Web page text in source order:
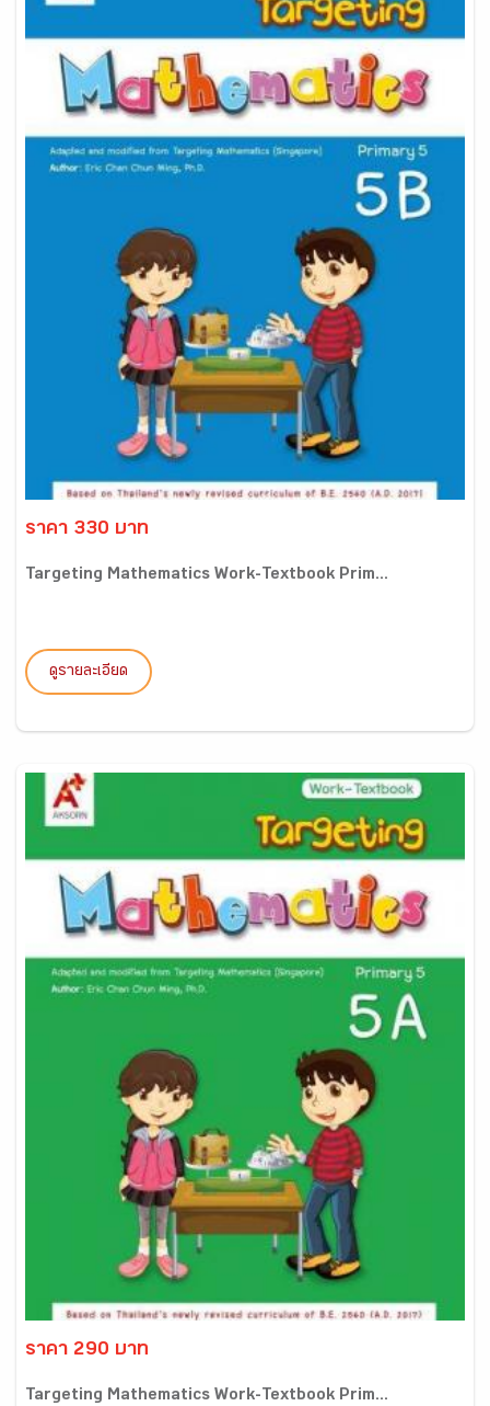
ราคา 330 บาท
Targeting Mathematics Work-Textbook Prim...
ดูรายละเอียด
ราคา 290 บาท
Targeting Mathematics Work-Textbook Prim...